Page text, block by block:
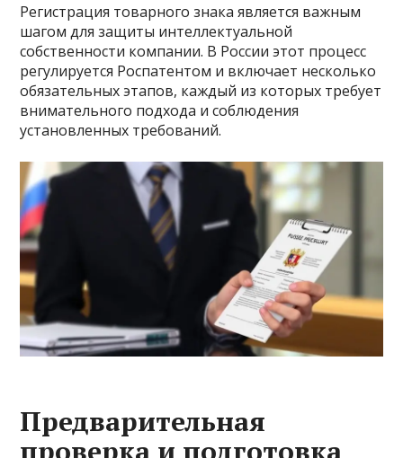
Регистрация товарного знака является важным
шагом для защиты интеллектуальной
собственности компании. В России этот процесс
регулируется Роспатентом и включает несколько
обязательных этапов, каждый из которых требует
внимательного подхода и соблюдения
установленных требований.
Предварительная
проверка и подготовка